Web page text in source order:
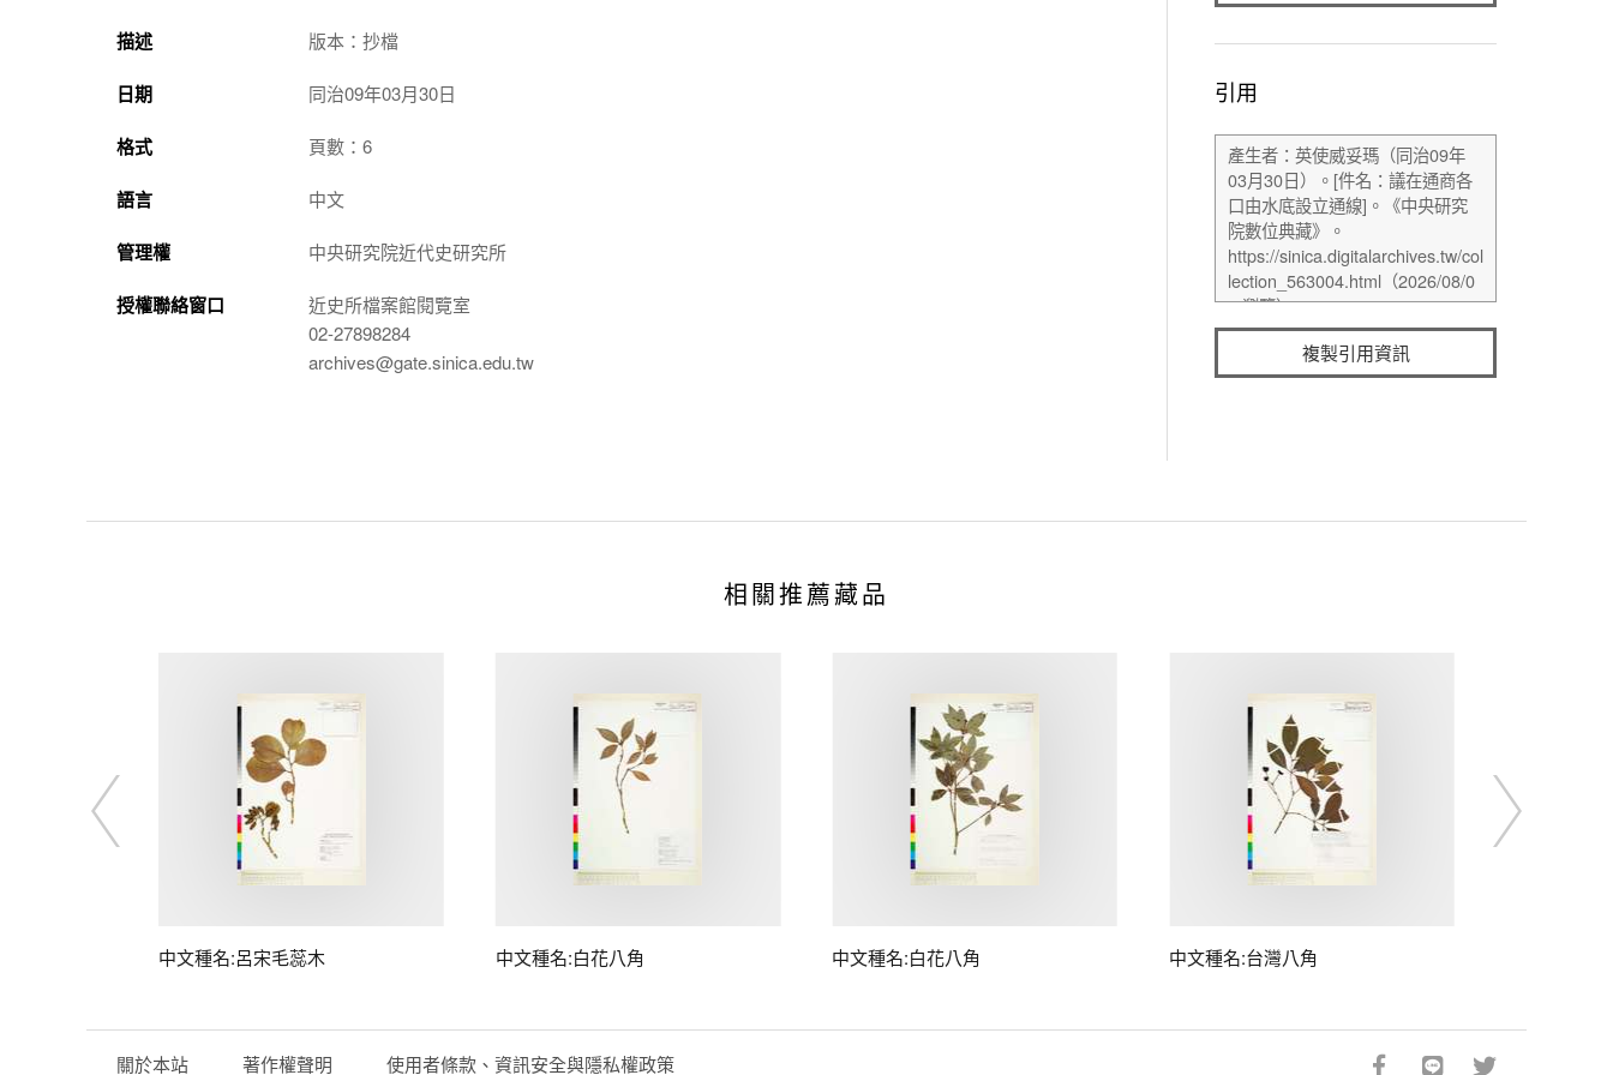
描述 版本：抄檔
日期 同治09年03月30日
格式 頁數：6
語言 中文
管理權 中央研究院近代史研究所
授權聯絡窗口
近史所檔案館閱覽室
02-27898284
archives@gate.sinica.edu.tw
引用
複製引用資訊
相關推薦藏品
中文種名:呂宋毛蕊木 中文種名:白花八角 中文種名:白花八角 中文種名:台灣八角
關於本站 著作權聲明 使用者條款、資訊安全與隱私權政策